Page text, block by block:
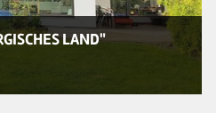
LAND"